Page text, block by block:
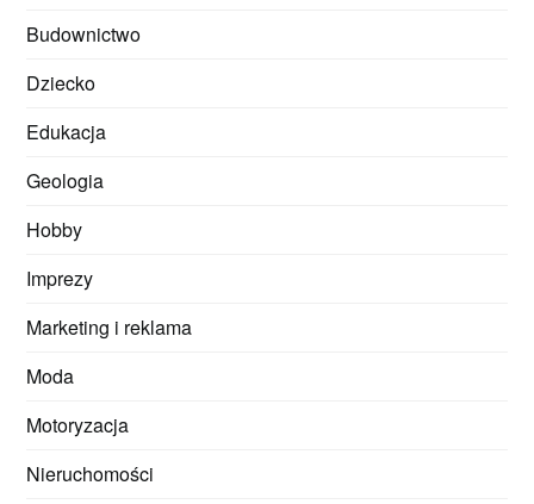
Budownictwo
Dziecko
Edukacja
Geologia
Hobby
Imprezy
Marketing i reklama
Moda
Motoryzacja
Nieruchomości